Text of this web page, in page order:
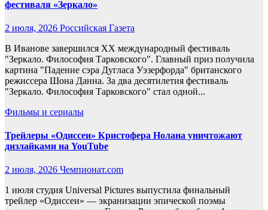
фестиваля «Зеркало»
2 июля, 2026 Российская Газета
В Иванове завершился XX международный фестиваль
"Зеркало. Философия Тарковского". Главный приз получила
картина "Падение сэра Дугласа Уэзерфорда" британского
режиссера Шона Данна. За два десятилетия фестиваль
"Зеркало. Философия Тарковского" стал одной...
Фильмы и сериалы
Трейлеры «Одиссеи» Кристофера Нолана уничтожают
дизлайками на YouTube
2 июля, 2026 Чемпионат.com
1 июля студия Universal Pictures выпустила финальный
трейлер «Одиссеи» — экранизации эпической поэмы